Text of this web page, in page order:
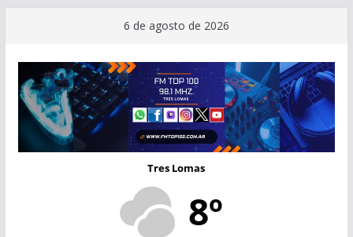
contenido
6 de agosto de 2026
Tres Lomas
8º